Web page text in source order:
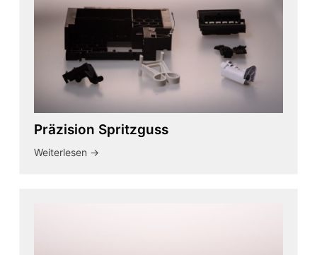
Präzision Spritzguss
Weiterlesen ->